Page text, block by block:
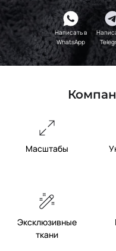
Написать в
WhatsApp
Масштабы
Эксклюзивные
ткани